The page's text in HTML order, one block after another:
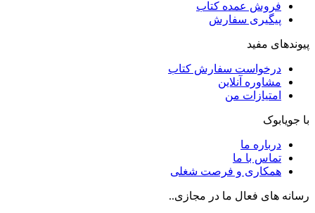
فروش عمده کتاب
پیگیری سفارش
پیوندهای مفید
درخواست سفارش کتاب
مشاوره آنلاین
امتیازات من
با جویابوک
درباره ما
تماس با ما
همکاری و فرصت شغلی
رسانه های فعال ما در مجازی..